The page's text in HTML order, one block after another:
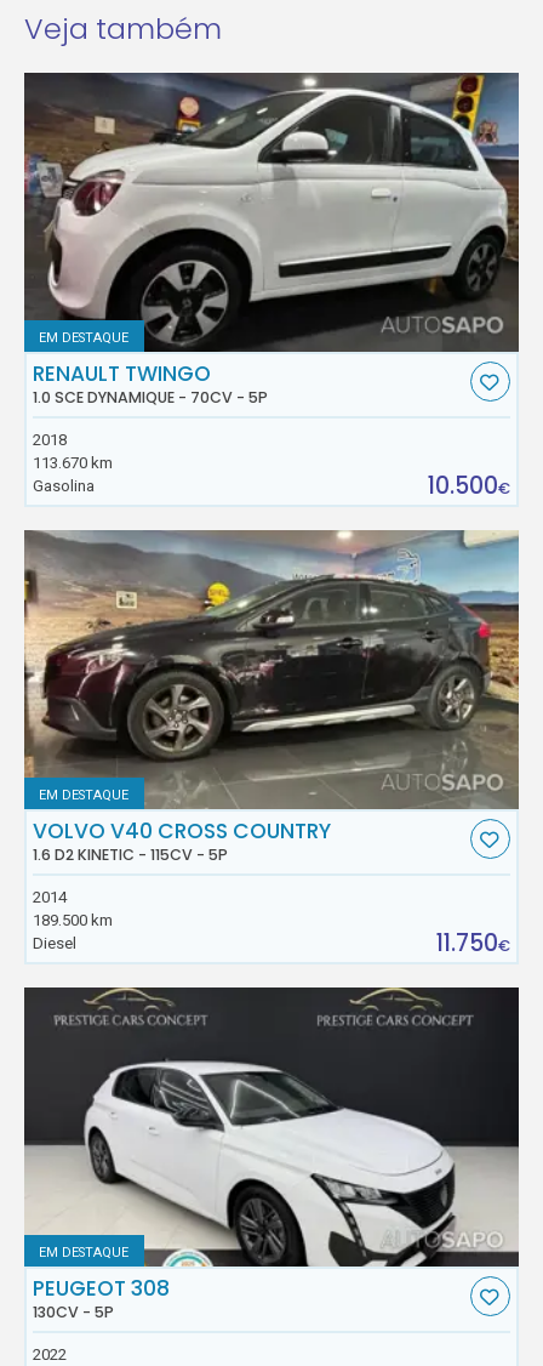
Veja também
EM DESTAQUE
RENAULT TWINGO
1.0 SCE DYNAMIQUE - 70CV - 5P
2018
113.670 km
Gasolina
10.500€
EM DESTAQUE
VOLVO V40 CROSS COUNTRY
1.6 D2 KINETIC - 115CV - 5P
2014
189.500 km
Diesel
11.750€
EM DESTAQUE
PEUGEOT 308
130CV - 5P
2022